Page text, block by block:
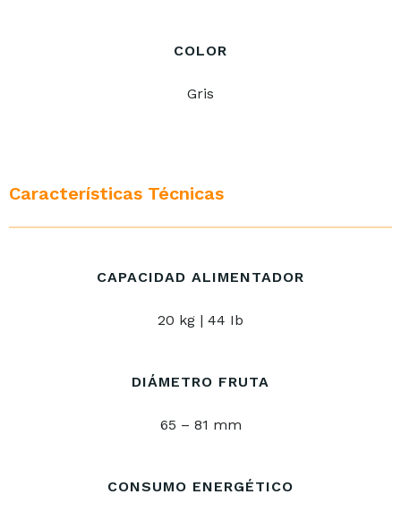
COLOR
Gris
Características Técnicas
CAPACIDAD ALIMENTADOR
20 kg | 44 Ib
DIÁMETRO FRUTA
65 – 81 mm
CONSUMO ENERGÉTICO